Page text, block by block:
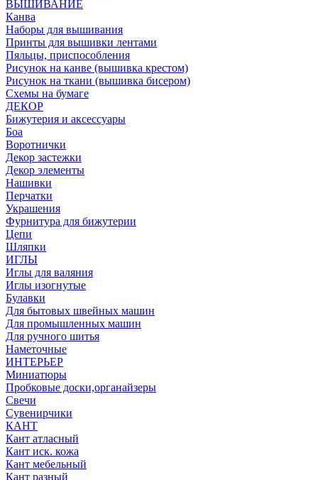
ВЫШИВАНИЕ
Канва
Наборы для вышивания
Принты для вышивки лентами
Пяльцы, приспособления
Рисунок на канве (вышивка крестом)
Рисунок на ткани (вышивка бисером)
Схемы на бумаге
ДЕКОР
Бижутерия и аксессуары
Боа
Воротнички
Декор застежки
Декор элементы
Нашивки
Перчатки
Украшения
Фурнитура для бижутерии
Цепи
Шляпки
ИГЛЫ
Иглы для валяния
Иглы изогнутые
Булавки
Для бытовых швейных машин
Для промышленных машин
Для ручного шитья
Наметочные
ИНТЕРЬЕР
Миниатюры
Пробковые доски,органайзеры
Свечи
Сувенирчики
КАНТ
Кант атласный
Кант иск. кожа
Кант мебельный
Кант разный